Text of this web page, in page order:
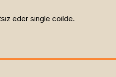
eder single coilde.